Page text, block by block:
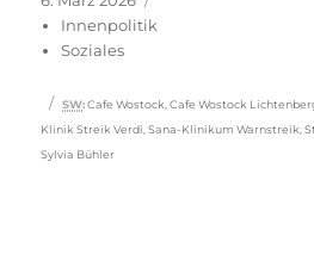
amInnenpolitik
Soziales
Schlagwörter
SW: Cafe Wostock ,Cafe Wostock
Klinik Streik Verdi ,Sana-Klinikum Warnstreik ,
Sylvia Bühler